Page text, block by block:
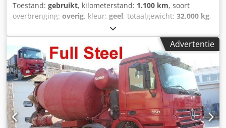
Toestand: gebruikt, kilometerstand: 1.100 km, soort
overbrenging: overig, kleur: geel, totaalgewicht: 32.000 kg,
, maximaal laadgewicht:
bandenmaten:425/65R22.5, eerste registratie:06/2012,
ophanging:lucht, bestuurderscabine: overig, Uitrusting:
ABS, Voertuiglocatie: Bovenden, 2 assen, luchtgeveerd, 1e
as liftbaar, ABS (antiblokkeersysteem), zijafscherming.
Opbouw: LIEBHERR betonmixer type HTM 1004 ca. 10m³, 2x
BPW-assen, schijfremmen, 1e as liftbaar! Informatie over
toebehoren zonder garantie, wijzigingen, tussentijdse
verkoop en vergissingen voorbehouden! Crodpfei Rk Epex
Aahef
Advertentie